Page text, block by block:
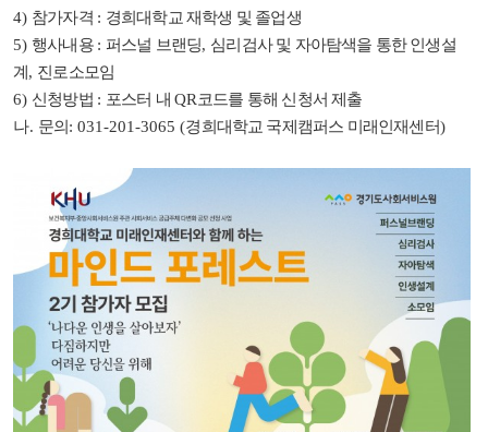
4) 참가자격 : 경희대학교 재학생 및 졸업생
5) 행사내용 : 퍼스널 브랜딩, 심리검사 및 자아탐색을 통한 인생설
계 , 진로소모임
6) 신청방법 : 포스터 내QR코드를 통해 신청서 제출
나. 문의 : 031-201-3065 (경희대학교 국제캠퍼스 미래인재센터)